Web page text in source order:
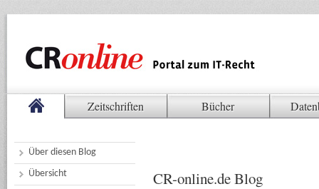
Zeitschriften Bücher
Über diesen Blog
Übersicht
CR-online.de Blog